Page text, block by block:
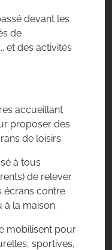
devant les
de
et des activités
accueillant
proposer des
de loisirs.
à tous
de relever
écrans contre
à la maison.
mobilisent pour
sportives,